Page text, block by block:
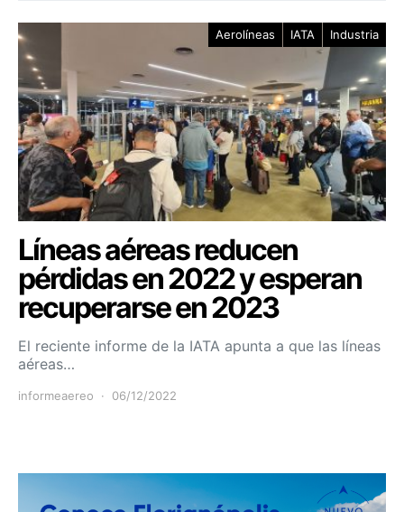
Aerolíneas IATA Industria
Líneas aéreas reducen
pérdidas en 2022 y esperan
recuperarse en 2023
El reciente informe de la IATA apunta a que las líneas
aéreas…
informeaereo 06/12/2022